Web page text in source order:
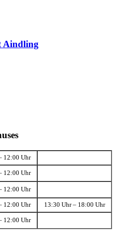
Aindling
12:00 Uhr
12:00 Uhr
12:00 Uhr
12:00 Uhr 13:30 Uhr – 18:00 Uhr
12:00 Uhr